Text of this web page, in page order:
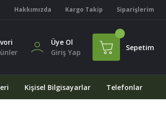
Hakkımızda Kargo Takip Siparişlerim
Üye Ol
Giriş Yap
Sepetim
Kişisel Bilgisayarlar Telefonlar